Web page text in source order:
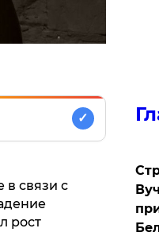
✓
в связи с
рост